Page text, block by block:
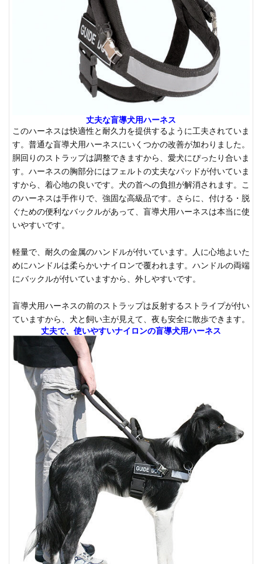
丈夫な盲導犬用ハーネス
このハーネスは快適性と耐久力を提供するように工夫されていま
す。普通な盲導犬用ハーネスにいくつかの改善が加わりました。
胴回りのストラップは調整できますから、愛犬にぴったり合いま
す。ハーネスの胸部分にはフェルトの丈夫なパッドが付いていま
すから、着心地の良いです。犬の首への負担が解消されます。こ
のハーネスは手作りで、強固な高級品です。さらに、付ける・脱
ぐための便利なバックルがあって、盲導犬用ハーネスは本当に使
いやすいです。
軽量で、耐久の金属のハンドルが付いています。人に心地よいた
めにハンドルは柔らかいナイロンで覆われます。ハンドルの両端
にバックルが付いていますから、外しやすいです。
盲導犬用ハーネスの前のストラップは反射するストライプが付い
ていますから、犬と飼い主が見えて、夜も安全に散歩できます。
丈夫で、使いやすいナイロンの盲導犬用ハーネス